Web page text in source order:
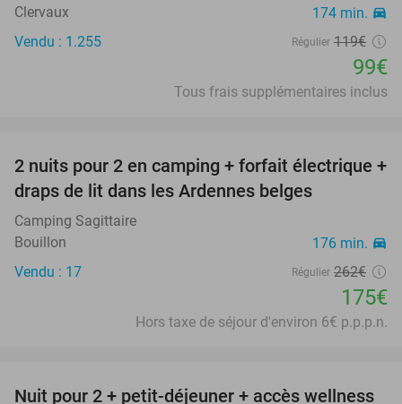
Clervaux 174 min. directions_car
Vendu : 1.255 Régulier 119€
99€
Tous frais supplémentaires inclus
33%
2 nuits pour 2 en camping + forfait électrique +
draps de lit dans les Ardennes belges
Camping Sagittaire
Bouillon
176 min. directions_car
Vendu : 17 Régulier 262€
175€
Hors taxe de séjour d'environ 6€ p.p.p.n.
Nuit pour 2 + petit-déjeuner + accès wellness